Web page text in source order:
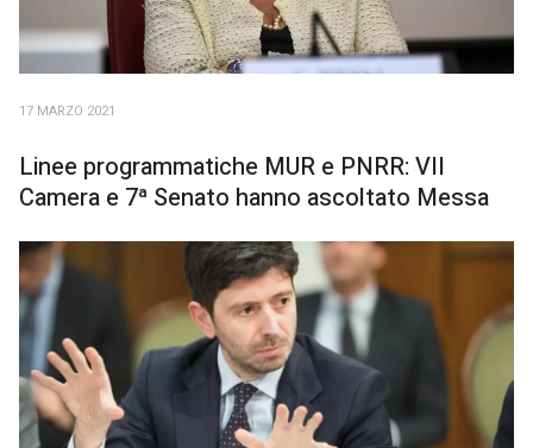
17 MARZO 2021
Linee programmatiche MUR e PNRR: VII
Camera e 7ª Senato hanno ascoltato Messa